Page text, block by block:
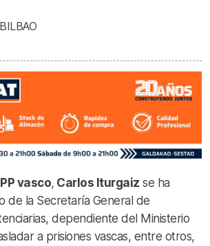
PP vasco, Carlos Iturgaiz se ha
de la Secretaría General de
dependiente del Ministerio
a prisiones vascas, entre otros,